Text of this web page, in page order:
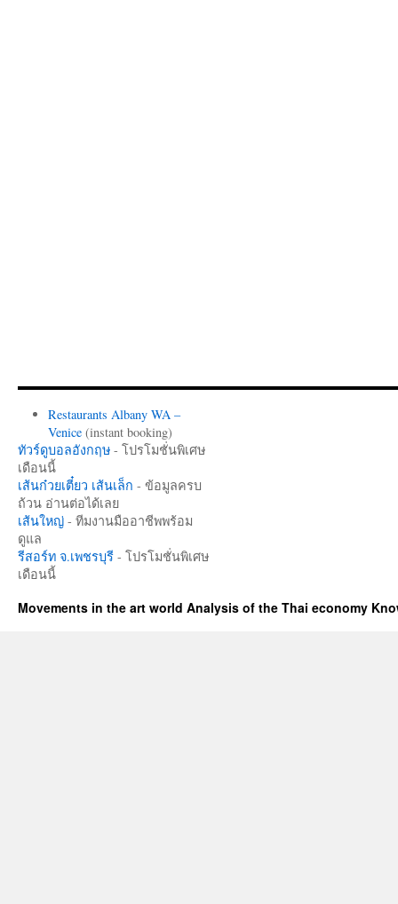
Restaurants Albany WA –
Venice(instant booking)
ทัวร์ดูบอลอังกฤษ - โปรโมชั่นพิเศษ
เดือนนี้
เส้นก๋วยเตี๋ยว เส้นเล็ก - ข้อมูลครบ
ถ้วน อ่านต่อได้เลย
เส้นใหญ่ - ทีมงานมืออาชีพพร้อม
ดูแล
รีสอร์ท จ.เพชรบุรี - โปรโมชั่นพิเศษ
เดือนนี้
Movements in the art world Analysis of the Thai economy